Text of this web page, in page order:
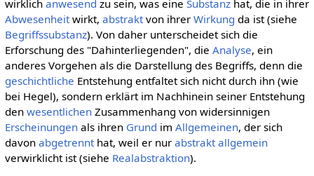
wirklich anwesend zu sein, was eine Substanzhat, die in ihrer
Abwesenheitwirkt, abstraktvon ihrer Wirkung da ist (siehe
Begriffssubstanz). Von daher unterscheidet sich die
Erforschung des "Dahinterliegenden", die Analyse, ein
anderes Vorgehen als die Darstellung des Begriffs, denn die
geschichtliche Entstehung entfaltet sich nicht durch ihn (wie
bei Hegel), sondern erklärt im Nachhinein seiner Entstehung
den wesentlichenZusammenhang von widersinnigen
Erscheinungenals ihren Grund im Allgemeinen, der sich
davon abgetrennthat, weil er nur abstrakt allgemein
verwirklicht ist (siehe Realabstraktion).